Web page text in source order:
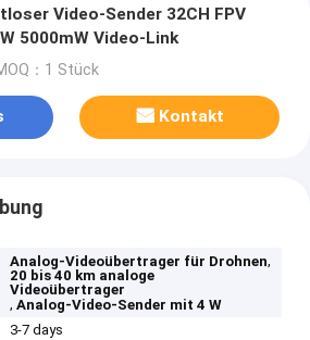
Video-Sender 32CH FPV
5000mW Video-Link
：1 Stück
Kontakt
Analog-Videoübertrager für Drohnen,
20 bis 40 km analoge
Videoübertrager
,Analog-Video-Sender mit 4 W
3-7 days